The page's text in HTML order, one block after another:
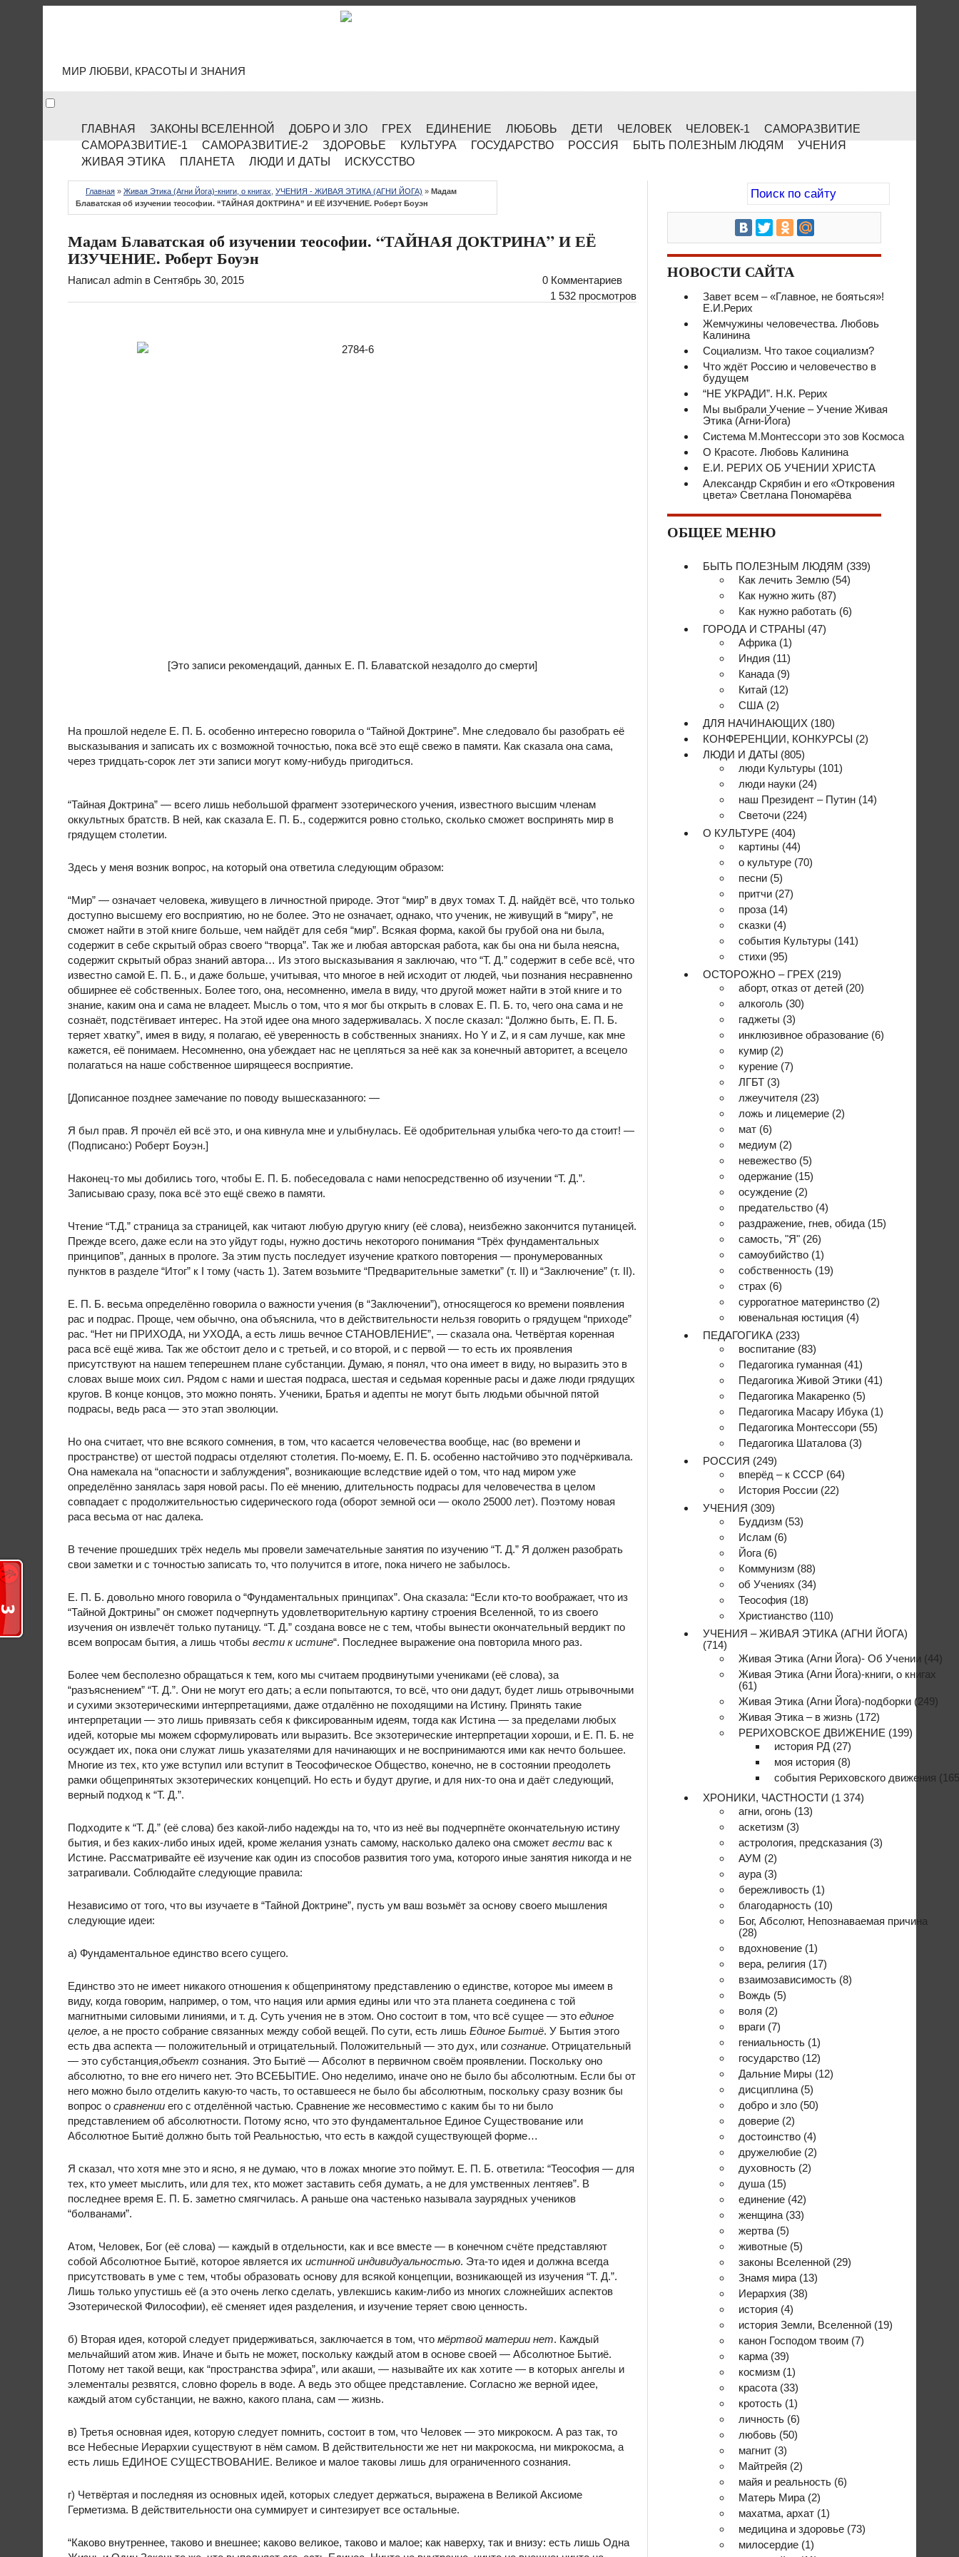
МИР ЛЮБВИ, КРАСОТЫ И ЗНАНИЯ
ГЛАВНАЯ ЗАКОНЫ ВСЕЛЕННОЙ ДОБРО И ЗЛО ГРЕХ ЕДИНЕНИЕ ЛЮБОВЬ ДЕТИ ЧЕЛОВЕК ЧЕЛОВЕК-1
САМОРАЗВИТИЕ
САМОРАЗВИТИЕ-1
САМОРАЗВИТИЕ-2 ЗДОРОВЬЕ КУЛЬТУРА ГОСУДАРСТВО РОССИЯ БЫТЬ ПОЛЕЗНЫМ ЛЮДЯМ
УЧЕНИЯ
ЖИВАЯ ЭТИКА
ПЛАНЕТА ЛЮДИ И ДАТЫ ИСКУССТВО
Главная » Живая Этика (Агни Йога)-книги, о книгах УЧЕНИЯ - ЖИВАЯ ЭТИКА (АГНИ ЙОГА) » Мадам
Блаватская об изучении теософии. “ТАЙНАЯ ДОКТРИНА” И ЕЁ ИЗУЧЕНИЕ. Роберт Боуэн
Мадам Блаватская об изучении теософии. “ТАЙНАЯ ДОКТРИНА” И ЕЁ
ИЗУЧЕНИЕ. Роберт Боуэн
Написал admin в Сентябрь 30, 2015
0 Комментариев
1 532 просмотров
[Это записи рекомендаций, данных Е. П. Блаватской незадолго до смерти]
На прошлой неделе Е. П. Б. особенно интересно говорила о “Тайной Доктрине”. Мне следовало бы разобрать её
высказывания и записать их с возможной точностью, пока всё это ещё свежо в памяти. Как сказала она сама,
через тридцать-сорок лет эти записи могут кому-нибудь пригодиться.
“Тайная Доктрина” — всего лишь небольшой фрагмент эзотерического учения, известного высшим членам
оккультных братств. В ней, как сказала Е. П. Б., содержится ровно столько, сколько сможет воспринять мир в
грядущем столетии.
Здесь у меня возник вопрос, на который она ответила следующим образом:
“Мир” — означает человека, живущего в личностной природе. Этот “мир” в двух томах Т. Д. найдёт всё, что только
доступно высшему его восприятию, но не более. Это не означает, однако, что ученик, не живущий в “миру”, не
сможет найти в этой книге больше, чем найдёт для себя “мир”. Всякая форма, какой бы грубой она ни была,
содержит в себе скрытый образ своего “творца”. Так же и любая авторская работа, как бы она ни была неясна,
содержит скрытый образ знаний автора… Из этого высказывания я заключаю, что “Т. Д.” содержит в себе всё, что
известно самой Е. П. Б., и даже больше, учитывая, что многое в ней исходит от людей, чьи познания несравненно
обширнее её собственных. Более того, она, несомненно, имела в виду, что другой может найти в этой книге и то
знание, каким она и сама не владеет. Мысль о том, что я мог бы открыть в словах Е. П. Б. то, чего она сама и не
сознаёт, подстёгивает интерес. На этой идее она много задерживалась. Х после сказал: “Должно быть, Е. П. Б.
теряет хватку”, имея в виду, я полагаю, её уверенность в собственных знаниях. Но Y и Z, и я сам лучше, как мне
кажется, её понимаем. Несомненно, она убеждает нас не цепляться за неё как за конечный авторитет, а всецело
полагаться на наше собственное ширящееся восприятие.
[Дописанное позднее замечание по поводу вышесказанного: —
Я был прав. Я прочёл ей всё это, и она кивнула мне и улыбнулась. Её одобрительная улыбка чего-то да стоит! —
(Подписано:) Роберт Боуэн.]
Наконец-то мы добились того, чтобы Е. П. Б. побеседовала с нами непосредственно об изучении “Т. Д.”.
Записываю сразу, пока всё это ещё свежо в памяти.
Чтение “Т.Д.” страница за страницей, как читают любую другую книгу (её слова), неизбежно закончится путаницей.
Прежде всего, даже если на это уйдут годы, нужно достичь некоторого понимания “Трёх фундаментальных
принципов”, данных в прологе. За этим пусть последует изучение краткого повторения — пронумерованных
пунктов в разделе “Итог” к I тому (часть 1). Затем возьмите “Предварительные заметки” (т. II) и “Заключение” (т. II).
Е. П. Б. весьма определённо говорила о важности учения (в “Заключении”), относящегося ко времени появления
рас и подрас. Проще, чем обычно, она объяснила, что в действительности нельзя говорить о грядущем “приходе”
рас. “Нет ни ПРИХОДА, ни УХОДА, а есть лишь вечное СТАНОВЛЕНИЕ”, — сказала она. Четвёртая коренная
раса всё ещё жива. Так же обстоит дело и с третьей, и со второй, и с первой — то есть их проявления
присутствуют на нашем теперешнем плане субстанции. Думаю, я понял, что она имеет в виду, но выразить это в
словах выше моих сил. Рядом с нами и шестая подраса, шестая и седьмая коренные расы и даже люди грядущих
кругов. В конце концов, это можно понять. Ученики, Братья и адепты не могут быть людьми обычной пятой
подрасы, ведь раса — это этап эволюции.
Но она считает, что вне всякого сомнения, в том, что касается человечества вообще, нас (во времени и
пространстве) от шестой подрасы отделяют столетия. По-моему, Е. П. Б. особенно настойчиво это подчёркивала.
Она намекала на “опасности и заблуждения”, возникающие вследствие идей о том, что над миром уже
определённо занялась заря новой расы. По её мнению, длительность подрасы для человечества в целом
совпадает с продолжительностью сидерического года (оборот земной оси — около 25000 лет). Поэтому новая
раса весьма от нас далека.
В течение прошедших трёх недель мы провели замечательные занятия по изучению “Т. Д.” Я должен разобрать
свои заметки и с точностью записать то, что получится в итоге, пока ничего не забылось.
Е. П. Б. довольно много говорила о “Фундаментальных принципах”. Она сказала: “Если кто-то воображает, что из
“Тайной Доктрины” он сможет подчерпнуть удовлетворительную картину строения Вселенной, то из своего
изучения он извлечёт только путаницу. “Т. Д.” создана вовсе не с тем, чтобы вынести окончательный вердикт по
всем вопросам бытия, а лишь чтобы вести к истине“. Последнее выражение она повторила много раз.
Более чем бесполезно обращаться к тем, кого мы считаем продвинутыми учениками (её слова), за
“разъяснением” “Т. Д.”. Они не могут его дать; а если попытаются, то всё, что они дадут, будет лишь отрывочными
и сухими экзотерическими интерпретациями, даже отдалённо не походящими на Истину. Принять такие
интерпретации — это лишь привязать себя к фиксированным идеям, тогда как Истина — за пределами любых
идей, которые мы можем сформулировать или выразить. Все экзотерические интерпретации хороши, и Е. П. Б. не
осуждает их, пока они служат лишь указателями для начинающих и не воспринимаются ими как нечто большее.
Многие из тех, кто уже вступил или вступит в Теософическое Общество, конечно, не в состоянии преодолеть
рамки общепринятых экзотерических концепций. Но есть и будут другие, и для них-то она и даёт следующий,
верный подход к “Т. Д.”.
Подходите к “Т. Д.” (её слова) без какой-либо надежды на то, что из неё вы подчерпнёте окончательную истину
бытия, и без каких-либо иных идей, кроме желания узнать самому, насколько далеко она сможет вести вас к
Истине. Рассматривайте её изучение как один из способов развития того ума, которого иные занятия никогда и не
затрагивали. Соблюдайте следующие правила:
Независимо от того, что вы изучаете в “Тайной Доктрине”, пусть ум ваш возьмёт за основу своего мышления
следующие идеи:
а) Фундаментальное единство всего сущего.
Единство это не имеет никакого отношения к общепринятому представлению о единстве, которое мы имеем в
виду, когда говорим, например, о том, что нация или армия едины или что эта планета соединена с той
магнитными силовыми линиями, и т. д. Суть учения не в этом. Оно состоит в том, что всё сущее — это единое
целое, а не просто собрание связанных между собой вещей. По сути, есть лишь Единое Бытиё. У Бытия этого
есть два аспекта — положительный и отрицательный. Положительный — это дух, или сознание. Отрицательный
— это субстанция,объект сознания. Это Бытиё — Абсолют в первичном своём проявлении. Поскольку оно
абсолютно, то вне его ничего нет. Это ВСЕБЫТИЕ. Оно неделимо, иначе оно не было бы абсолютным. Если бы от
него можно было отделить какую-то часть, то оставшееся не было бы абсолютным, поскольку сразу возник бы
вопрос о сравнении его с отделённой частью. Сравнение же несовместимо с каким бы то ни было
представлением об абсолютности. Потому ясно, что это фундаментальное Единое Существование или
Абсолютное Бытиё должно быть той Реальностью, что есть в каждой существующей форме…
Я сказал, что хотя мне это и ясно, я не думаю, что в ложах многие это поймут. Е. П. Б. ответила: “Теософия — для
тех, кто умеет мыслить, или для тех, кто может заставить себя думать, а не для умственных лентяев”. В
последнее время Е. П. Б. заметно смягчилась. А раньше она частенько называла заурядных учеников
“болванами”.
Атом, Человек, Бог (её слова) — каждый в отдельности, как и все вместе — в конечном счёте представляют
собой Абсолютное Бытиё, которое является их истинной индивидуальностью. Эта-то идея и должна всегда
присутствовать в уме с тем, чтобы образовать основу для всякой концепции, возникающей из изучения “Т. Д.”.
Лишь только упустишь её (а это очень легко сделать, увлекшись каким-либо из многих сложнейших аспектов
Эзотерической Философии), её сменяет идея разделения, и изучение теряет свою ценность.
б) Вторая идея, которой следует придерживаться, заключается в том, что мёртвой материи нет. Каждый
мельчайший атом жив. Иначе и быть не может, поскольку каждый атом в основе своей — Абсолютное Бытиё.
Потому нет такой вещи, как “пространства эфира”, или акаши, — называйте их как хотите — в которых ангелы и
элементалы резвятся, словно форель в воде. А ведь это общее представление. Согласно же верной идее,
каждый атом субстанции, не важно, какого плана, сам — жизнь.
в) Третья основная идея, которую следует помнить, состоит в том, что Человек — это микрокосм. А раз так, то
все Небесные Иерархии существуют в нём самом. В действительности же нет ни макрокосма, ни микрокосма, а
есть лишь ЕДИНОЕ СУЩЕСТВОВАНИЕ. Великое и малое таковы лишь для ограниченного сознания.
г) Четвёртая и последняя из основных идей, которых следует держаться, выражена в Великой Аксиоме
Герметизма. В действительности она суммирует и синтезирует все остальные.
“Каково внутреннее, таково и внешнее; каково великое, таково и малое; как наверху, так и внизу: есть лишь Одна
НОВОСТИ САЙТА
Завет всем – «Главное, не бояться»!
Е.И.Рерих
Жемчужины человечества. Любовь
Калинина
Социализм. Что такое социализм?
Что ждёт Россию и человечество в
будущем
“НЕ УКРАДИ”. Н.К. Рерих
Мы выбрали Учение – Учение Живая
Этика (Агни-Йога)
Система М.Монтессори это зов Космоса
О Красоте. Любовь Калинина
Е.И. РЕРИХ ОБ УЧЕНИИ ХРИСТА
Александр Скрябин и его «Откровения
цвета» Светлана Пономарёва
ОБЩЕЕ МЕНЮ
БЫТЬ ПОЛЕЗНЫМ ЛЮДЯМ (339)
Как лечить Землю (54)
Как нужно жить (87)
Как нужно работать (6)
ГОРОДА И СТРАНЫ (47)
Африка (1)
Индия (11)
Канада (9)
Китай (12)
США (2)
ДЛЯ НАЧИНАЮЩИХ (180)
КОНФЕРЕНЦИИ, КОНКУРСЫ (2)
ЛЮДИ И ДАТЫ (805)
люди Культуры (101)
люди науки (24)
наш Президент – Путин (14)
Светочи (224)
О КУЛЬТУРЕ (404)
картины (44)
о культуре (70)
песни (5)
притчи (27)
проза (14)
сказки (4)
события Культуры (141)
стихи (95)
ОСТОРОЖНО – ГРЕХ (219)
аборт, отказ от детей (20)
алкоголь (30)
гаджеты (3)
инклюзивное образование (6)
кумир (2)
курение (7)
ЛГБТ (3)
лжеучителя (23)
ложь и лицемерие (2)
мат (6)
медиум (2)
невежество (5)
одержание (15)
осуждение (2)
предательство (4)
раздражение, гнев, обида (15)
самость, "Я" (26)
самоубийство (1)
собственность (19)
страх (6)
суррогатное материнство (2)
ювенальная юстиция (4)
ПЕДАГОГИКА (233)
воспитание (83)
Педагогика гуманная (41)
Педагогика Живой Этики (41)
Педагогика Макаренко (5)
Педагогика Масару Ибука (1)
Педагогика Монтессори (55)
Педагогика Шаталова (3)
РОССИЯ (249)
вперёд – к СССР (64)
История России (22)
УЧЕНИЯ (309)
Буддизм (53)
Ислам (6)
Йога (6)
Коммунизм (88)
об Учениях (34)
Теософия (18)
Христианство (110)
УЧЕНИЯ – ЖИВАЯ ЭТИКА (АГНИ ЙОГА)
(714)
Живая Этика (Агни Йога)- Об Учении (44)
Живая Этика (Агни Йога)-книги, о книгах
(61)
Живая Этика (Агни Йога)-подборки (249)
Живая Этика – в жизнь (172)
РЕРИХОВСКОЕ ДВИЖЕНИЕ (199)
история РД (27)
моя история (8)
события Рериховского движения
ХРОНИКИ, ЧАСТНОСТИ (1 374)
агни, огонь (13)
аскетизм (3)
астрология, предсказания (3)
АУМ (2)
аура (3)
бережливость (1)
благодарность (10)
Бог, Абсолют, Непознаваемая причина
(28)
вдохновение (1)
вера, религия (17)
взаимозависимость (8)
Вождь (5)
воля (2)
враги (7)
гениальность (1)
государство (12)
Дальние Миры (12)
дисциплина (5)
добро и зло (50)
доверие (2)
достоинство (4)
дружелюбие (2)
духовность (2)
душа (15)
единение (42)
женщина (33)
жертва (5)
животные (5)
законы Вселенной (29)
Знамя мира (13)
Иерархия (38)
история (4)
история Земли, Вселенной (19)
канон Господом твоим (7)
карма (39)
космизм (1)
красота (33)
кротость (1)
личность (6)
любовь (50)
магнит (3)
Майтрейя (2)
майя и реальность (6)
Матерь Мира (2)
махатма, архат (1)
медицина и здоровье (73)
милосердие (1)